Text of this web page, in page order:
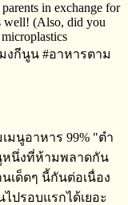
มนูอาหาร​ 99%​ "ตำ
หนึ่งที่ห้ามพลาดกัน
เด็ดๆ​ นี้กันต่อเนื่อง​
ปรอบแรกได้เยอะ